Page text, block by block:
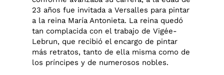
23 años fue invitada a Versalles para pintar
a la reina María Antonieta.​ La reina quedó
tan complacida con el trabajo de Vigée-
Lebrun, que recibió el encargo de pintar
más retratos, tanto de ella misma como de
los príncipes y de numerosos nobles.​